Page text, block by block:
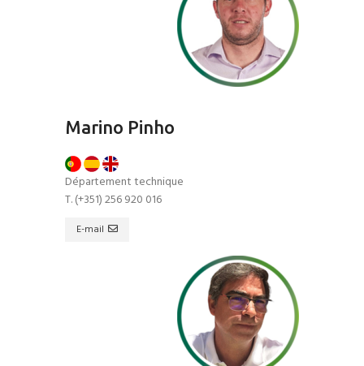
Marino Pinho
Département technique
T. (+351) 256 920 016
E-mail